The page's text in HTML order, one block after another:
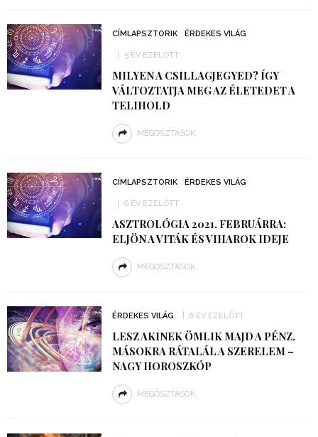
CÍMLAPSZTORIK ÉRDEKES VILÁG
5 ÉV EZELŐTT
MILYEN A CSILLAGJEGYED? ÍGY
VÁLTOZTATJA MEG AZ ÉLETEDET A
TELIHOLD
MEGOSZTÁSOK
CÍMLAPSZTORIK ÉRDEKES VILÁG
6 ÉV EZELŐTT
ASZTROLÓGIA 2021. FEBRUÁRRA:
ELJÖN A VITÁK ÉS VIHAROK IDEJE
MEGOSZTÁSOK
ÉRDEKES VILÁG 6 ÉV EZELŐTT
LESZ AKINEK ÖMLIK MAJD A PÉNZ,
MÁSOKRA RÁTALÁL A SZERELEM –
NAGY HOROSZKÓP
MEGOSZTÁSOK